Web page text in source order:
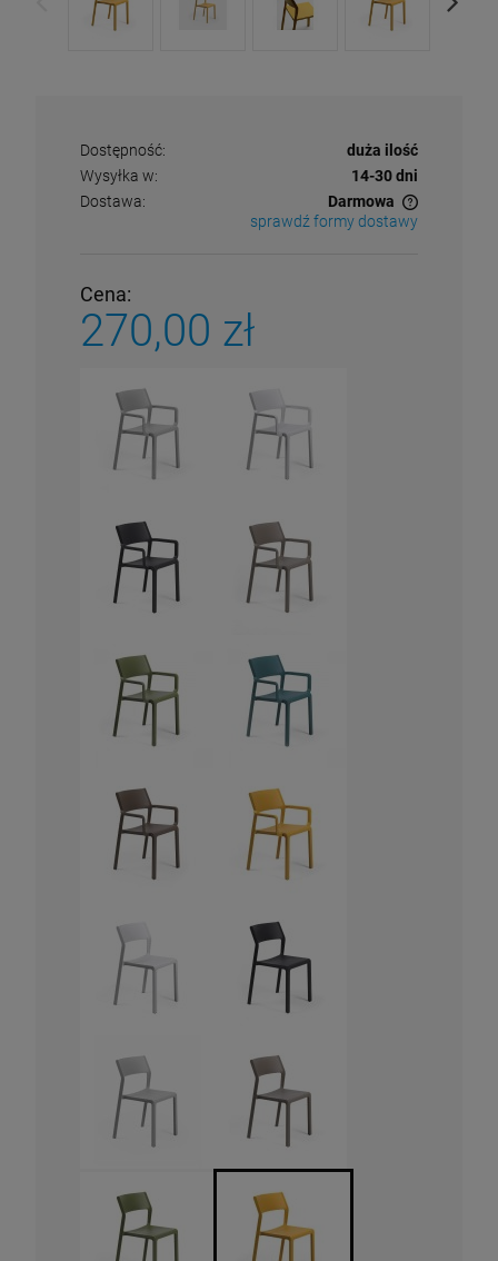
Dostępność:
duża ilość
Wysyłka w:
14-30 dni
Dostawa:
Darmowa
Cena nie zawiera ewentualnych kosztów płatności
sprawdź formy dostawy
Cena:
270,00 zł